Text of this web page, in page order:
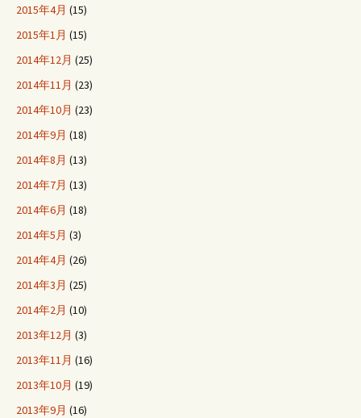
2015年4月 (15)
2015年1月 (15)
2014年12月 (25)
2014年11月 (23)
2014年10月 (23)
2014年9月 (18)
2014年8月 (13)
2014年7月 (13)
2014年6月 (18)
2014年5月 (3)
2014年4月 (26)
2014年3月 (25)
2014年2月 (10)
2013年12月 (3)
2013年11月 (16)
2013年10月 (19)
2013年9月 (16)